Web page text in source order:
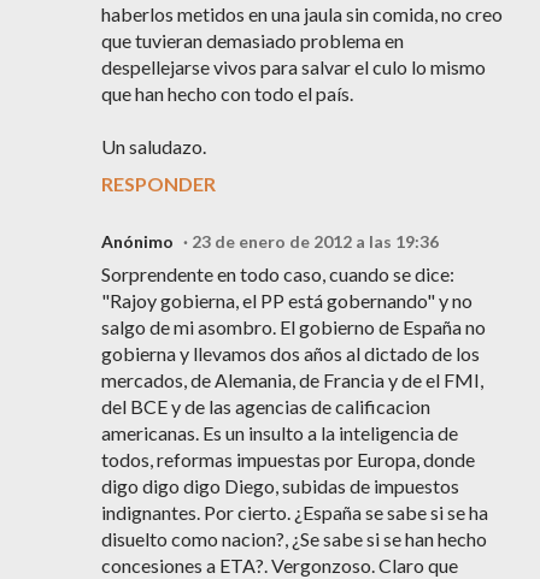
haberlos metidos en una jaula sin comida, no creo
que tuvieran demasiado problema en
despellejarse vivos para salvar el culo lo mismo
que han hecho con todo el país.
Un saludazo.
RESPONDER
Anónimo 23 de enero de 2012 a las 19:36
Sorprendente en todo caso, cuando se dice:
"Rajoy gobierna, el PP está gobernando" y no
salgo de mi asombro. El gobierno de España no
gobierna y llevamos dos años al dictado de los
mercados, de Alemania, de Francia y de el FMI,
del BCE y de las agencias de calificacion
americanas. Es un insulto a la inteligencia de
todos, reformas impuestas por Europa, donde
digo digo digo Diego, subidas de impuestos
indignantes. Por cierto. ¿España se sabe si se ha
disuelto como nacion?, ¿Se sabe si se han hecho
concesiones a ETA?. Vergonzoso. Claro que